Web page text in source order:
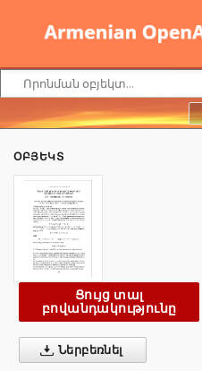
ՕԲՅԵԿՏ
Ցույց տալ
բովանդակությունը
Ներբեռնել